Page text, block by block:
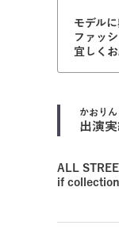
モデル
ファッ
宜しく
かおりん
出演
ALL
if